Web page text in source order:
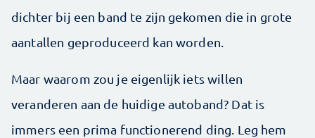
dichter bij een band te zijn gekomen die in grote
aantallen geproduceerd kan worden.
Maar waarom zou je eigenlijk iets willen
veranderen aan de huidige autoband? Dat is
immers een prima functionerend ding. Leg hem